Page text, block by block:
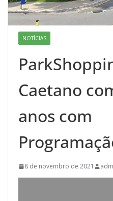
NOTÍCIAS
Caetano
anos com
8 de novembro de 2021